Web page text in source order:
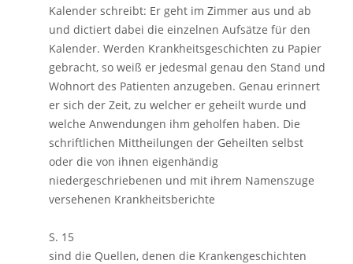
Kalender schreibt: Er geht im Zimmer aus und ab
und dictiert dabei die einzelnen Aufsätze für den
Kalender. Werden Krankheitsgeschichten zu Papier
gebracht, so weiß er jedesmal genau den Stand und
Wohnort des Patienten anzugeben. Genau erinnert
er sich der Zeit, zu welcher er geheilt wurde und
welche Anwendungen ihm geholfen haben. Die
schriftlichen Mittheilungen der Geheilten selbst
oder die von ihnen eigenhändig
niedergeschriebenen und mit ihrem Namenszuge
versehenen Krankheitsberichte
S. 15
sind die Quellen, denen die Krankengeschichten